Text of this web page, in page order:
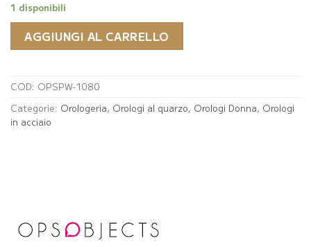
1 disponibili
AGGIUNGI AL CARRELLO
COD: OPSPW-1080
Categorie: Orologeria, Orologi al quarzo, Orologi Donna, Orologi
in acciaio